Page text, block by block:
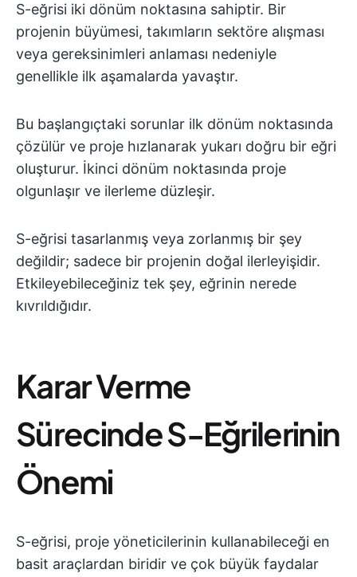
S-eğrisi iki dönüm noktasına sahiptir. Bir
projenin büyümesi, takımların sektöre alışması
veya gereksinimleri anlaması nedeniyle
genellikle ilk aşamalarda yavaştır.
Bu başlangıçtaki sorunlar ilk dönüm noktasında
çözülür ve proje hızlanarak yukarı doğru bir eğri
oluşturur. İkinci dönüm noktasında proje
olgunlaşır ve ilerleme düzleşir.
S-eğrisi tasarlanmış veya zorlanmış bir şey
değildir; sadece bir projenin doğal ilerleyişidir.
Etkileyebileceğiniz tek şey, eğrinin nerede
kıvrıldığıdır.
Karar Verme
Sürecinde S-Eğrilerinin
Önemi
S-eğrisi, proje yöneticilerinin kullanabileceği en
basit araçlardan biridir ve çok büyük faydalar